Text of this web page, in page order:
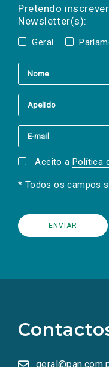
Pretendo
Newsletter(s):
Geral
a(s) newsletter(s).
mail
Aceito a Política
* Todos os campos
redes
sociais
numa